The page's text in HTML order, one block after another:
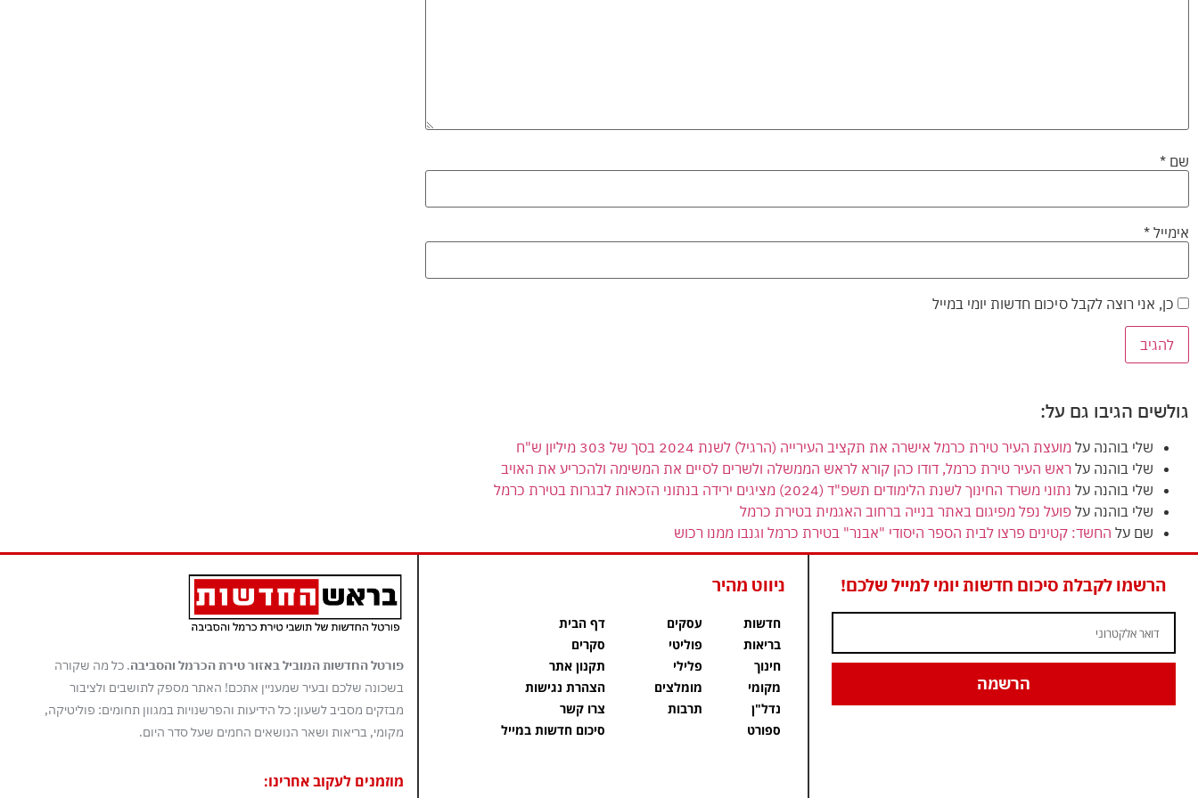
שם *
אימייל *
כן, אני רוצה לקבל סיכום חדשות יומי במייל
גולשים הגיבו גם על:
שלי בוהנה על מועצת העיר טירת כרמל אישרה את תקציב העירייה (הרגיל) לשנת 2024 בסך של 303 מיליון ש"ח
שלי בוהנה על ראש העיר טירת כרמל, דודו כהן קורא לראש הממשלה ולשרים לסיים את המשימה ולהכריע את האויב
שלי בוהנה על נתוני משרד החינוך לשנת הלימודים תשפ"ד (2024) מציגים ירידה בנתוני הזכאות לבגרות בטירת כרמל
שלי בוהנה על פועל נפל מפיגום באתר בנייה ברחוב האגמית בטירת כרמל
שם על החשד: קטינים פרצו לבית הספר היסודי "אבנר" בטירת כרמל וגנבו ממנו רכוש
הרשמו לקבלת סיכום חדשות יומי למייל שלכם!
הרשמה
ניווט מהיר
חדשות
בריאות
חינוך
מקומי
נדל"ן
ספורט
עסקים
פוליטי
פלילי
מומלצים
תרבות
דף הבית
סקרים
תקנון אתר
הצהרת נגישות
צרו קשר
סיכום חדשות במייל
פורטל החדשות המוביל באזור טירת הכרמל והסביבה. כל מה שקורה
בשכונה שלכם ובעיר שמעניין אתכם! האתר מספק לתושבים ולציבור
מבזקים מסביב לשעון: כל הידיעות והפרשנויות במגוון תחומים: פוליטיקה,
מקומי, בריאות ושאר הנושאים החמים שעל סדר היום.
מוזמנים לעקוב אחרינו: